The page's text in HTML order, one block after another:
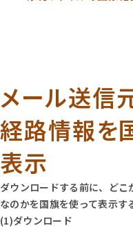
メール送信
経路情報を
表示
ダウンロードする前に、ど
なのかを国旗を使って表示す
(1)ダウンロード